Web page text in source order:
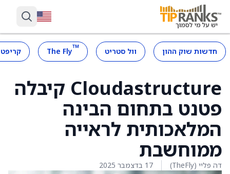
חדשות שוק ההון וול סטריט ™
The Fly
Cloudastructure קיבלה
פטנט בתחום הבינה
המלאכותית לראייה
ממוחשבת
דה פליי (TheFly) 17 בדצמבר 2025